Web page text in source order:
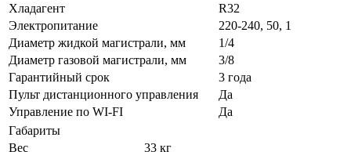
Хладагент
R32
Электропитание
220-240, 50, 1
Диаметр жидкой магистрали, мм
1/4
Диаметр газовой магистрали, мм
3/8
Гарантийный срок
3 года
Пульт дистанционного управления
Да
Управление по WI-FI
Да
Габариты
Вес
33 кг